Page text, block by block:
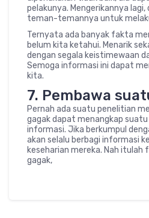
pelakunya. Mengerikannya lagi,
teman-temannya untuk
Ternyata ada banyak fakta
belum kita ketahui. Menarik
dengan segala keistimewaan
Semoga informasi ini dapat
kita.
7. Pembawa
Pernah ada suatu penelitian
gagak dapat menangkap
informasi. Jika berkumpul
akan selalu berbagi informasi
keseharian mereka. Nah
gagak,